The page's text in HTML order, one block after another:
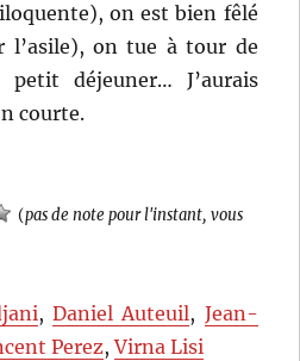
on est bien fêlé
l’asile), on tue à tour de
déjeuner… J’aurais
courte.
(pas de note pour l'instant, vous
,Daniel Auteuil, Jean-
Perez,Virna Lisi